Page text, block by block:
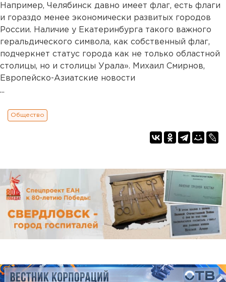
Например, Челябинск давно имеет флаг, есть флаги
и гораздо менее экономически развитых городов
России. Наличие у Екатеринбурга такого важного
геральдического символа, как собственный флаг,
подчеркнет статус города как не только областной
столицы, но и столицы Урала». Михаил Смирнов,
Европейско-Азиатские новости
...
Общество